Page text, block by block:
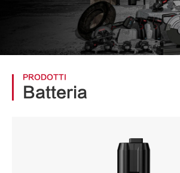
PRODOTTI
Batteria